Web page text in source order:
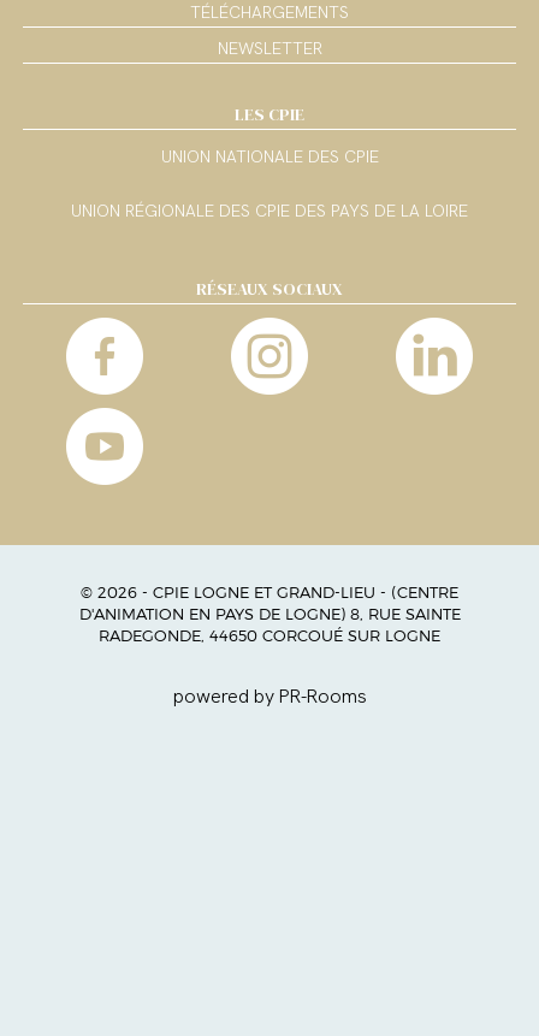
TÉLÉCHARGEMENTS
NEWSLETTER
LES CPIE
UNION NATIONALE DES CPIE
UNION RÉGIONALE DES CPIE DES PAYS DE LA LOIRE
RÉSEAUX SOCIAUX
© 2026 - CPIE LOGNE ET GRAND-LIEU - (CENTRE
D'ANIMATION EN PAYS DE LOGNE) 8, RUE SAINTE
RADEGONDE, 44650 CORCOUÉ SUR LOGNE
powered by PR-Rooms